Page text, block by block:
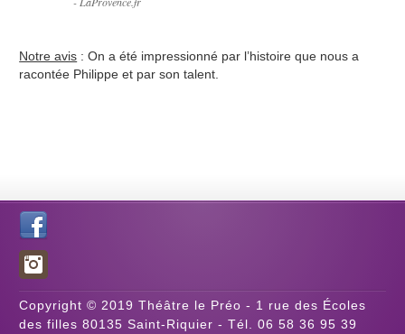
Notre avis : On a été impressionné par l’histoire que nous a
racontée Philippe et par son talent.
Copyright © 2019 Théâtre le Préo - 1 rue des Écoles
des filles 80135 Saint-Riquier - Tél. 06 58 36 95 39